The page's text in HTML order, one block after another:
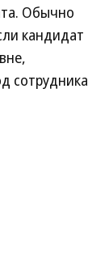
Обычно
кандидат
сотрудника